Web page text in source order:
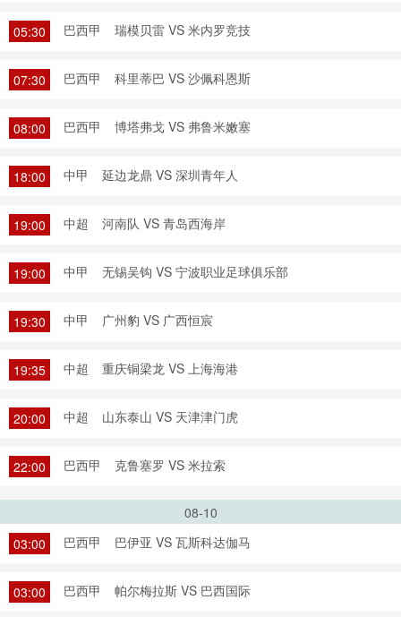
05:30 巴西甲 瑞模贝雷 VS 米内罗竞技
07:30 巴西甲 科里蒂巴 VS 沙佩科恩斯
08:00 巴西甲 博塔弗戈 VS 弗鲁米嫩塞
18:00 中甲 延边龙鼎 VS 深圳青年人
19:00 中超 河南队 VS 青岛西海岸
19:00 中甲 无锡吴钩 VS 宁波职业足球俱乐部
19:30 中甲 广州豹 VS 广西恒宸
19:35 中超 重庆铜梁龙 VS 上海海港
20:00 中超 山东泰山 VS 天津津门虎
22:00 巴西甲 克鲁塞罗 VS 米拉索
08-10
03:00
巴西甲 巴伊亚 VS 瓦斯科达伽马
03:00 巴西甲 帕尔梅拉斯 VS 巴西国际